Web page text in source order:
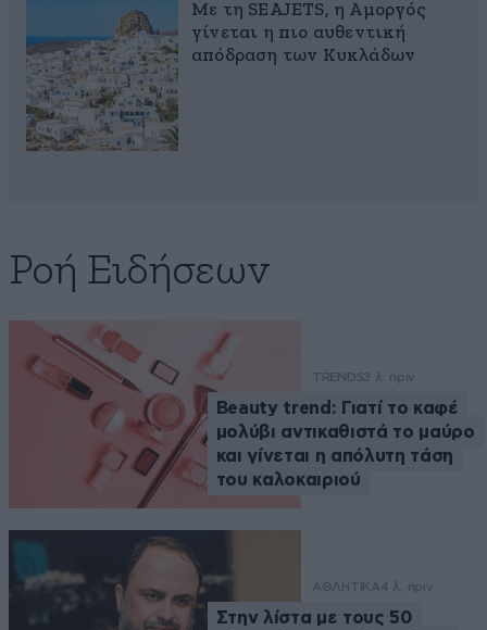
Με τη SEAJETS, η Αμοργός
γίνεται η πιο αυθεντική
απόδραση των Κυκλάδων
Ροή Ειδήσεων
TRENDS3 λ. πριν
Beauty trend: Γιατί το καφέ
μολύβι αντικαθιστά το μαύρο
και γίνεται η απόλυτη τάση
του καλοκαιριού
ΑΘΛΗΤΙΚΑ4 λ. πριν
Στην λίστα με τους 50